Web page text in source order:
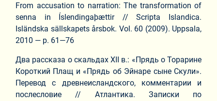
From accusation to narration: The transformation of
senna in Íslendingaþættir // Scripta Islandica.
Isländska sällskapets årsbok. Vol. 60 (2009). Uppsala,
2010 — p. 61—76
Два рассказа о скальдах XII в.: «Прядь о Торарине
Короткий Плащ и «Прядь об Эйнаре сыне Скули».
Перевод с древнеисландского, комментарии и
послесловие // Атлантика. Записки по